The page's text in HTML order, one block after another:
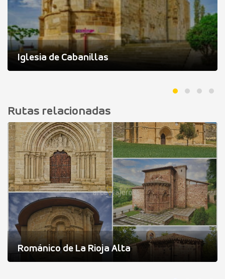
Iglesia de Cabanillas
Rutas relacionadas
Románico de La Rioja Alta